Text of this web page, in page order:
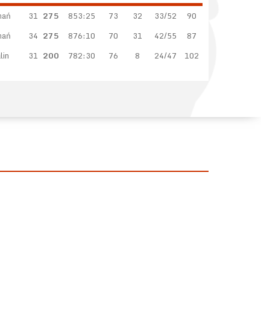
31 275 853:25 73 32 33/52
90
34 275 876:10 70 31 42/55
87
31 200 782:30 76 8 24/47 102